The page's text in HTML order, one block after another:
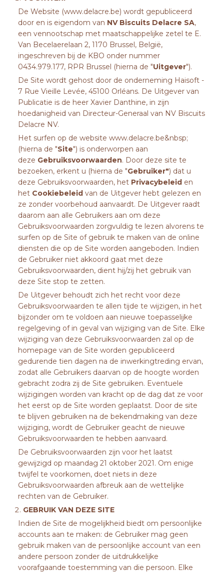
ACTUALITEIT
CONTACTEER ONS
De Website (www.delacre.be) wordt gepubliceerd
door en is eigendom van NV Biscuits Delacre SA,
een vennootschap met maatschappelijke zetel te E.
Van Becelaerelaan 2, 1170 Brussel, België,
ingeschreven bij de KBO onder nummer
0434.979.177, RPR Brussel (hierna de "Uitgever").
De Site wordt gehost door de onderneming Haisoft -
7 Rue Vieille Levée, 45100 Orléans. De Uitgever van
Publicatie is de heer Xavier Danthine, in zijn
hoedanigheid van Directeur-Generaal van NV Biscuits
Delacre NV.
Het surfen op de website www.delacre.be&nbsp;
(hierna de "Site") is onderworpen aan
deze Gebruiksvoorwaarden. Door deze site te
bezoeken, erkent u (hierna de "Gebruiker") dat u
deze Gebruiksvoorwaarden, het Privacybeleid en
het Cookiebeleid van de Uitgever hebt gelezen en
ze zonder voorbehoud aanvaardt. De Uitgever raadt
daarom aan alle Gebruikers aan om deze
Gebruiksvoorwaarden zorgvuldig te lezen alvorens te
surfen op de Site of gebruik te maken van de online
diensten die op de Site worden aangeboden. Indien
de Gebruiker niet akkoord gaat met deze
Gebruiksvoorwaarden, dient hij/zij het gebruik van
deze Site stop te zetten.
De Uitgever behoudt zich het recht voor deze
Gebruiksvoorwaarden te allen tijde te wijzigen, in het
bijzonder om te voldoen aan nieuwe toepasselijke
regelgeving of in geval van wijziging van de Site. Elke
wijziging van deze Gebruiksvoorwaarden zal op de
homepage van de Site worden gepubliceerd
gedurende tien dagen na de inwerkingtreding ervan,
zodat alle Gebruikers daarvan op de hoogte worden
gebracht zodra zij de Site gebruiken. Eventuele
wijzigingen worden van kracht op de dag dat ze voor
het eerst op de Site worden geplaatst. Door de site
te blijven gebruiken na de bekendmaking van deze
wijziging, wordt de Gebruiker geacht de nieuwe
Gebruiksvoorwaarden te hebben aanvaard.
De Gebruiksvoorwaarden zijn voor het laatst
gewijzigd op maandag 21 oktober 2021. Om enige
twijfel te voorkomen, doet niets in deze
Gebruiksvoorwaarden afbreuk aan de wettelijke
rechten van de Gebruiker.
GEBRUIK VAN DEZE SITE
Indien de Site de mogelijkheid biedt om persoonlijke
accounts aan te maken: de Gebruiker mag geen
gebruik maken van de persoonlijke account van een
andere persoon zonder de uitdrukkelijke
voorafgaande toestemming van die persoon. Elke